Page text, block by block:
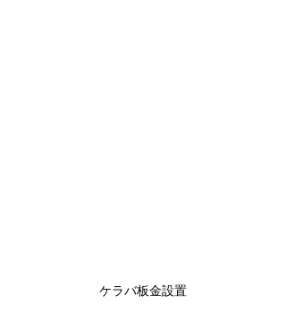
ケラバ板金設置